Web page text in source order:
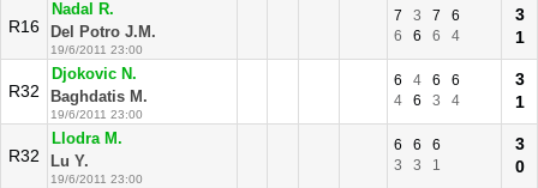
R16
Nadal R.
Del Potro J.M.
19/6/2011 23:00
7 3 7
6
6
6 6 4
3
1
R32
Djokovic N.
Baghdatis M.
19/6/2011 23:00
6 4 6
6
4
6 3 4
3
1
R32
Llodra M.
Lu Y.
19/6/2011 23:00
6 6
6
3
3 1
3
0